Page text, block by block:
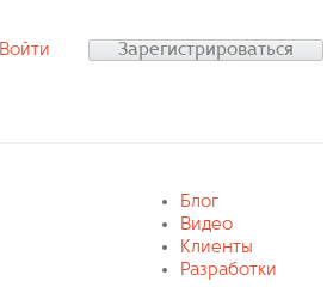
Войти Зарегистрироваться
Блог
Видео
Клиенты
Разработки